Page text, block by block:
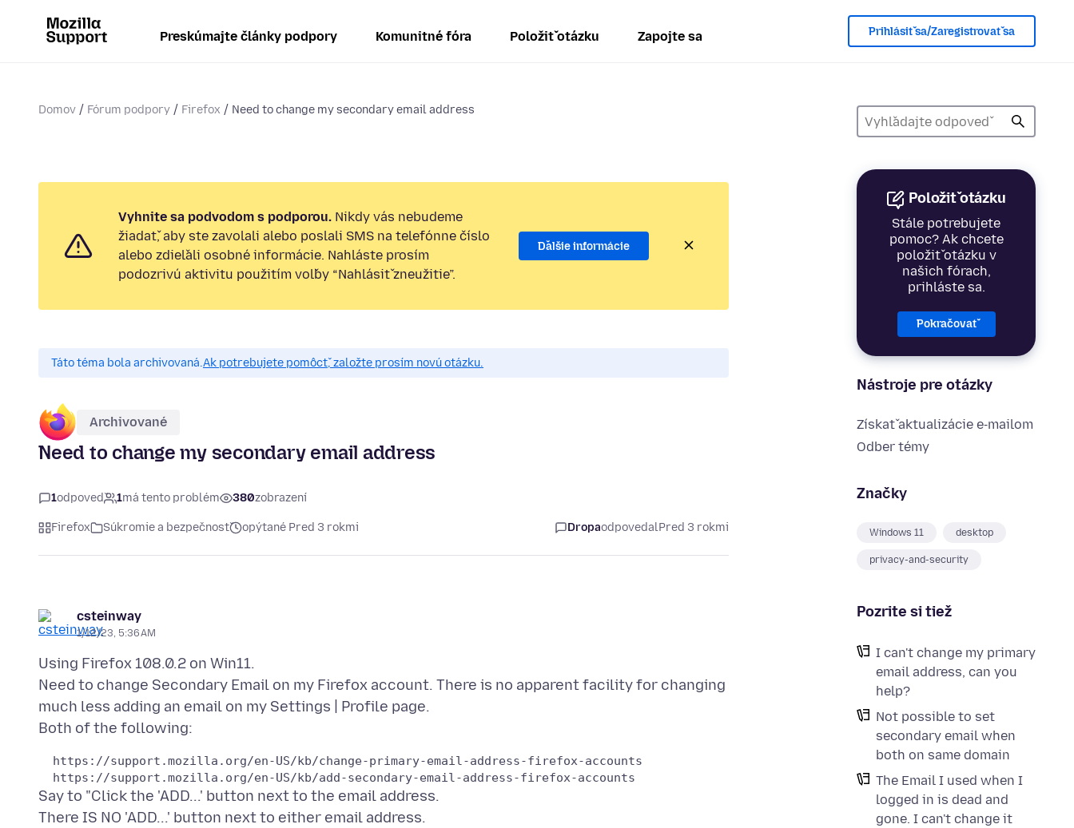
Preskúmajte články podpory Komunitné fóra Položiť otázku Zapojte sa Prihlásiť sa/Zaregistrovať sa
Domov Fórum podpory Firefox Need to change my secondary email address
Položiť otázku
Stále potrebujete
pomoc? Ak chcete
položiť otázku v
našich fórach,
prihláste sa.
Pokračovať
Nástroje pre otázky
Získať aktualizácie e‑mailom
Odber témy
Značky
Windows 11 desktop
privacy-and-security
Pozrite si tiež
I can't change my primary
email address, can you
help?
Not possible to set
secondary email when
both on same domain
The Email I used when I
logged in is dead and
gone. I can't change it
Vyhnite sa podvodom s podporou. Nikdy vás nebudeme
žiadať, aby ste zavolali alebo poslali SMS na telefónne číslo
alebo zdieľali osobné informácie. Nahláste prosím
podozrivú aktivitu použitím voľby “Nahlásiť zneužitie”.
Ďalšie informácie
Táto téma bola archivovaná.Ak potrebujete pomôcť, založte prosím novú otázku.
Archivované
Need to change my secondary email address
1odpoveď 1má tento problém 380zobrazení
Firefox Súkromie a bezpečnosť opýtané Pred 3 rokmi DropaodpovedalPred 3 rokmi
csteinway
1/12/23, 5:36 AM
Using Firefox 108.0.2 on Win11.
Need to change Secondary Email on my Firefox account. There is no apparent facility for changing
much less adding an email on my Settings | Profile page.
  https://support.mozilla.org/en-US/kb/change-primary-email-address-firefox-accounts
Say to "Click the 'ADD...' button next to the email address.
There IS NO 'ADD...' button next to either email address.